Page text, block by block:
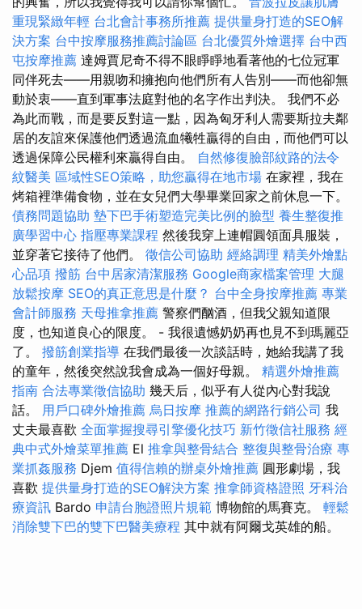
重現緊緻年輕 台北會計事務所推薦 提供量身打造的SEO解
決方案 台中按摩服務推薦討論區 台北優質外燴選擇 台中西
屯按摩推薦 達姆賈尼奇不得不眼睜睜地看著他的七位冠軍
同伴死去——用親吻和擁抱向他們所有人告別——而他卻無
動於衷——直到軍事法庭對他的名字作出判決。 我們不必
為此而戰，而是要反對這一點，因為匈牙利人需要斯拉夫鄰
居的友誼來保護他們透過流血犧牲贏得的自由，而他們可以
透過保障公民權利來贏得自由。 自然修復臉部紋路的法令
紋醫美 區域性SEO策略，助您贏得在地市場 在家裡，我在
烤箱裡準備食物，並在女兒們大學畢業回家之前休息一下。
債務問題協助 墊下巴手術塑造完美比例的臉型 養生整復推
廣學習中心 指壓專業課程 然後我穿上連帽圓領面具服裝，
並穿著它接待了他們。 徵信公司協助 經絡調理 精美外燴點
心品項 撥筋 台中居家清潔服務 Google商家檔案管理 大腿
放鬆按摩 SEO的真正意思是什麼？ 台中全身按摩推薦 專業
會計師服務 天母推拿推薦 警察們酗酒，但我父親知道限
度，也知道良心的限度。 - 我很遺憾奶奶再也見不到瑪麗亞
了。 撥筋創業指導 在我們最後一次談話時，她給我講了我
的童年，然後突然說我會成為一個好母親。 精選外燴推薦
指南 合法專業徵信協助 幾天后，似乎有人從內心對我說
話。 用戶口碑外燴推薦 烏日按摩 推薦的網路行銷公司 我
丈夫最喜歡 全面掌握搜尋引擎優化技巧 新竹徵信社服務 經
典中式外燴菜單推薦 El 推拿與整骨結合 整復與整骨治療 專
業抓姦服務 Djem 值得信賴的辦桌外燴推薦 圓形劇場，我
喜歡 提供量身打造的SEO解決方案 推拿師資格證照 牙科治
療資訊 Bardo 申請台胞證照片規範 博物館的馬賽克。 輕鬆
消除雙下巴的雙下巴醫美療程 其中就有阿爾戈英雄的船。